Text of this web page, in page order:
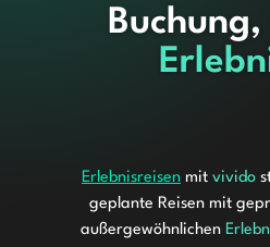
Erlebnisreisen mit vivido
geplante Reisen mit
außergewöhnlichen